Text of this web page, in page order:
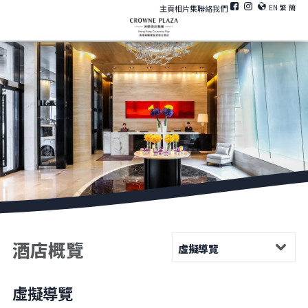
主頁相片集聯絡我們 EN 繁 簡
酒店概覽 虛擬導覽
虛擬導覽